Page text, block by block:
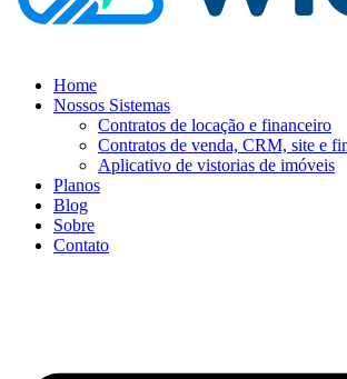
Home
Nossos Sistemas
Contratos de locação e financeiro
Contratos de venda, CRM, site e
Aplicativo de vistorias de imóveis
Planos
Blog
Sobre
Contato